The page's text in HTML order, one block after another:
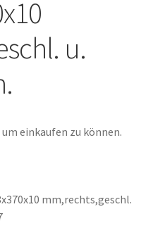
u.
einkaufen zu können.
mm,rechts,geschl.